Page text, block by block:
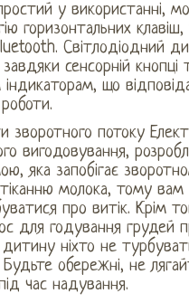
у використанні,
горизонтальних
Світлодіодний
сенсорній кнопці
індикаторам, що
зворотного потоку
вигодовування,
яка запобігає
молока, тому вам
про витік. Крім
для годування грудей
ніхто не
обережні, не
час надування.